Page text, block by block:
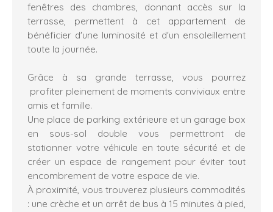
fenêtres des chambres, donnant accès sur la
terrasse, permettent à cet appartement de
bénéficier d'une luminosité et d'un ensoleillement
toute la journée.
Grâce à sa grande terrasse, vous pourrez
profiter pleinement de moments conviviaux entre
amis et famille.
Une place de parking extérieure et un garage box
en sous-sol double vous permettront de
stationner votre véhicule en toute sécurité et de
créer un espace de rangement pour éviter tout
encombrement de votre espace de vie.
À proximité, vous trouverez plusieurs commodités
: une crèche et un arrêt de bus à 15 minutes à pied,